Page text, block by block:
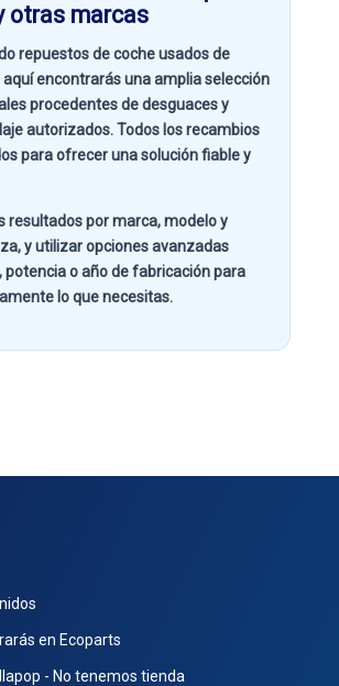
otras marcas
repuestos de coche usados de
aquí encontrarás una amplia selección
procedentes de desguaces y
autorizados. Todos los recambios
para ofrecer una solución fiable y
resultados pormarca, modelo y
, y utilizar opciones avanzadas
potencia o año de fabricaciónpara
lo que necesitas.
en Ecoparts
- No tenemos tienda